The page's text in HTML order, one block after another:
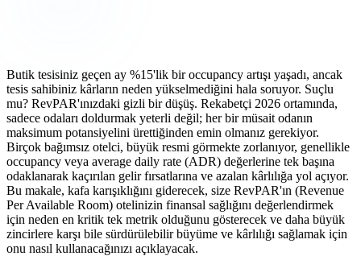
Butik tesisiniz geçen ay %15'lik bir occupancy artışı yaşadı, ancak
tesis sahibiniz kârların neden yükselmediğini hala soruyor. Suçlu
mu? RevPAR'ınızdaki gizli bir düşüş. Rekabetçi 2026 ortamında,
sadece odaları doldurmak yeterli değil; her bir müsait odanın
maksimum potansiyelini ürettiğinden emin olmanız gerekiyor.
Birçok bağımsız otelci, büyük resmi görmekte zorlanıyor, genellikle
occupancy veya average daily rate (ADR) değerlerine tek başına
odaklanarak kaçırılan gelir fırsatlarına ve azalan kârlılığa yol açıyor.
Bu makale, kafa karışıklığını giderecek, size RevPAR'ın (Revenue
Per Available Room) otelinizin finansal sağlığını değerlendirmek
için neden en kritik tek metrik olduğunu gösterecek ve daha büyük
zincirlere karşı bile sürdürülebilir büyüme ve kârlılığı sağlamak için
onu nasıl kullanacağınızı açıklayacak.